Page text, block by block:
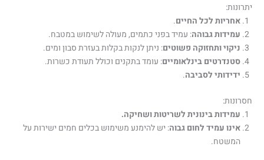
יתרונות:
אחריות לכל החיים.
עמידות גבוהה: עמיד בפני כתמים, מעולה לשימוש במטבח.
ניקוי ותחזוקה פשוטים: ניתן לנקות בקלות בעזרת סבון ומים.
סטנדרטים בינלאומיים: עומד בתקנים וכולל תעודת כשרות.
ידידותי לסביבה.
חסרונות:
עמידות בינונית לשריטות ושחיקה.
אינו עמיד לחום גבוה: יש להימנע משימוש בכלים חמים ישירות על
המשטח.